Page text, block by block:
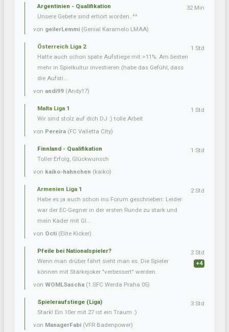
Argentinien - Qualifikation
Unsere Gebete sind erhört worden..^^
von geilerLemmi (Genial Karamelo LMAA)
32 Min
Österreich Liga 2
Hatte auch schon späte Aufstiege mit >11%. Am besten
mehr in Spielkultur investieren (habe das Gefühl, dass
die Aufsti...
von andi99 (Andy17)
1 Std
Malta Liga 1
Wir sind stolz auf dich DJ :) tolle Arbeit
von Pereira (FC Valletta City)
1 Std
Finnland - Qualifikation
Toller Erfolg, Glückwunsch
von kaiko-hahnchen (kaiko)
1 Std
Armenien Liga 1
Habe es ja auch schon ins Forum geschrieben: Leider
war der EC-Gegner in der ersten Runde zu stark und
mein Kader mit Gl...
von Octi (Elite Kicker)
2 Std
Pfeile bei Nationalspieler?
Wenn man drüber fährt sieht man es. Die Spieler
können mit Stärkejoker "verbessert" werden.
von WOMLSascha (1.SFC Werda Praha 05)
2 Std
+4
Spieleraufstiege (Liga)
Stark! Ein 10er mit 27 ist ein Traum :)
von ManagerFabi (VFR Badenpower)
3 Std